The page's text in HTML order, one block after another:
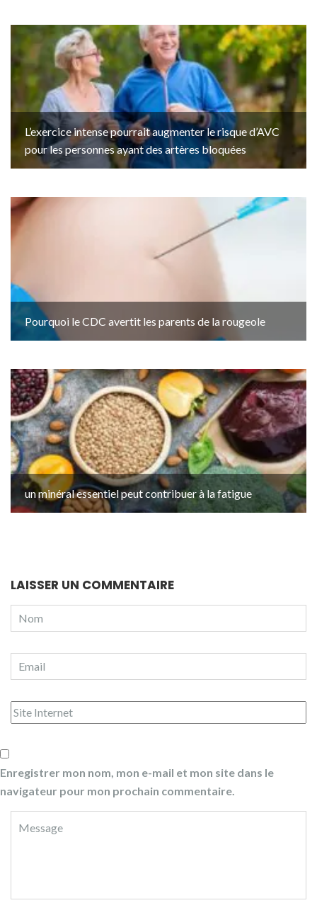
L’exercice intense pourrait augmenter le risque d’AVC
pour les personnes ayant des artères bloquées
Pourquoi le CDC avertit les parents de la rougeole
un minéral essentiel peut contribuer à la fatigue
LAISSER UN COMMENTAIRE
Enregistrer mon nom, mon e-mail et mon site dans le
navigateur pour mon prochain commentaire.